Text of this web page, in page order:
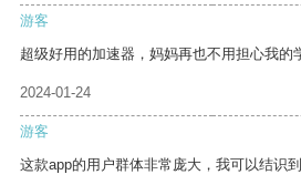
游客
超级好用的加速器，妈妈再也不用担心我的
2024-01-24
游客
这款app的用户群体非常庞大，我可以结识